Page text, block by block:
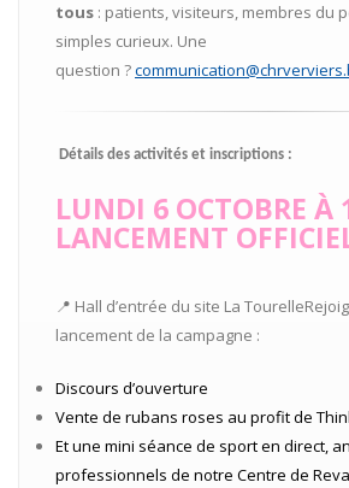
tous : patients, visiteurs, membres du
simples curieux. Une
question ?communication@
Détails des activités et inscriptions :
LUNDI 6 OCTOBRE À
LANCEMENT
📍 Hall d’entrée du site La
lancement de la campagne :
Discours d’ouverture
Vente de rubans roses au profit de
Et une mini séance de sport en direct,
professionnels de notre Centre de